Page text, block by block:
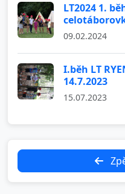
LT2024 1.
09.02.2024
I.běh LT
14.7.2023
15.07.2023